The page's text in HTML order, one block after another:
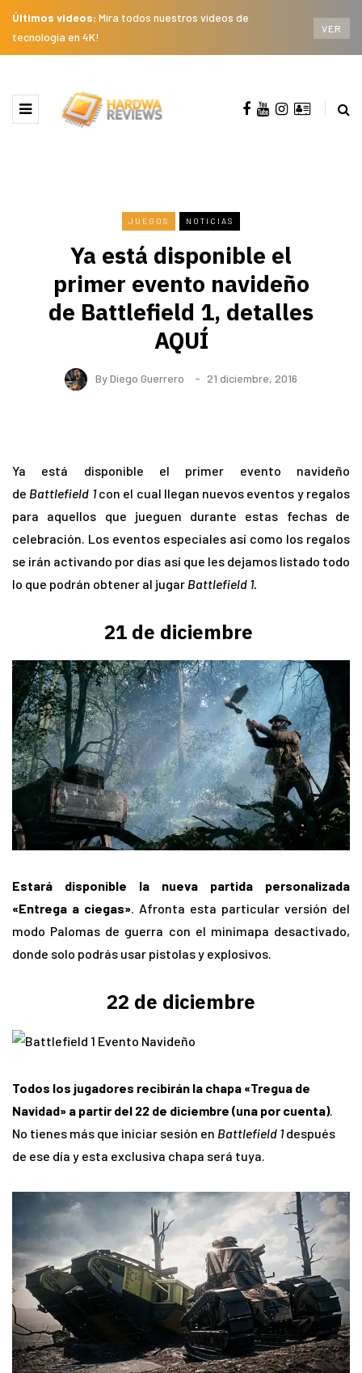
Últimos videos: Mira todos nuestros videos de
tecnología en 4K!
VER
JUEGOS NOTICIAS
Ya está disponible el
primer evento navideño
de Battlefield 1, detalles
AQUÍ
ByDiego Guerrero 21 diciembre, 2016
Ya está disponible el primer evento navideño
de Battlefield 1con el cual llegan nuevos eventos y regalos
para aquellos que jueguen durante estas fechas de
celebración. Los eventos especiales así como los regalos
se irán activando por días así que les dejamos listado todo
lo que podrán obtener al jugar Battlefield 1.
21 de diciembre
Estará disponible la nueva partida personalizada
«Entrega a ciegas». Afronta esta particular versión del
modo Palomas de guerra con el minimapa desactivado,
donde solo podrás usar pistolas y explosivos.
22 de diciembre
Todos los jugadores recibirán la chapa «Tregua de
Navidad» a partir del 22 de diciembre (una por cuenta).
No tienes más que iniciar sesión en Battlefield 1después
de ese día y esta exclusiva chapa será tuya.